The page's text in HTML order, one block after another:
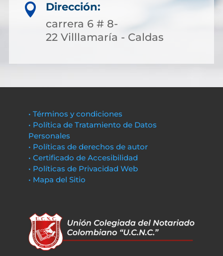

Dirección:
carrera 6 # 8-
22 Villlamaría - Caldas
• Términos y condiciones
• Política de Tratamiento de Datos
Personales
• Políticas de derechos de autor
• Certificado de Accesibilidad
• Políticas de Privacidad Web
• Mapa del Sitio